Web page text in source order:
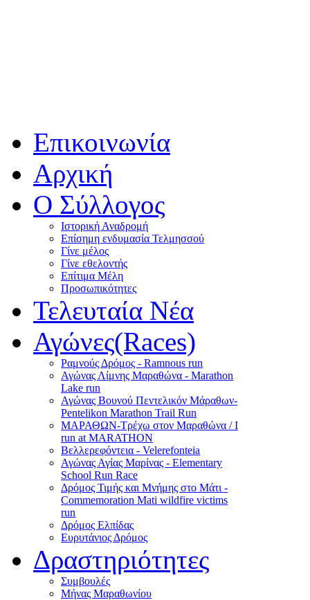
Επικοινωνία
Αρχική
Ο Σύλλογος
Ιστορική Αναδρομή
Επίσημη ενδυμασία Τελμησσού
Γίνε μέλος
Γίνε εθελοντής
Επίτιμα Μέλη
Προσωπικότητες
Τελευταία Νέα
Αγώνες(Races)
Ραμνούς Δρόμος - Ramnous run
Αγώνας Λίμνης Μαραθώνα - Marathon
Lake run
Αγώνας Βουνού Πεντελικόν Μάραθων-
Pentelikon Marathon Trail Run
ΜΑΡΑΘΩΝ-Τρέχω στον Μαραθώνα / I
run at MARATHON
Βελλερεφόντεια - Velerefonteia
Αγώνας Αγίας Μαρίνας - Elementary
School Run Race
Δρόμος Τιμής και Μνήμης στο Μάτι -
Commemoration Mati wildfire victims
run
Δρόμος Ελπίδας
Ευρυτάνιος Δρόμος
Δραστηριότητες
Συμβουλές
Μήνας Μαραθωνίου